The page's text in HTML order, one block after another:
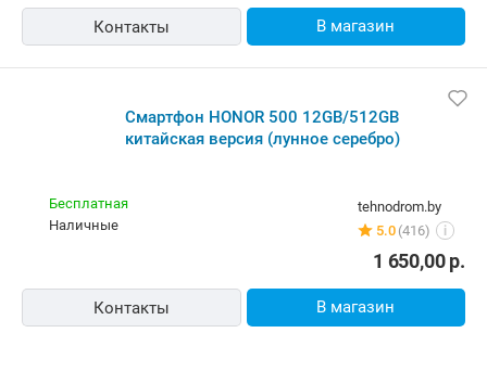
Контакты В магазин
Смартфон HONOR 500 12GB/512GB
китайская версия (лунное серебро)
tehnodrom.by
5.0 (416) i
Бесплатная
наличные
1 650,00р.
Контакты В магазин